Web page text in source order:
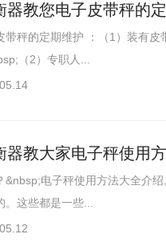
器教您电子皮带秤的
带秤的定期维护 ：（1）装有
（2）专职人...
器教大家电子秤使用
&nbsp;电子秤使用方法大全介
这些都是一些...